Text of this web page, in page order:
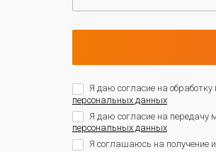
Я даю согласие на
персональных данных
Я даю согласие на
персональных данных
Я соглашаюсь на получение